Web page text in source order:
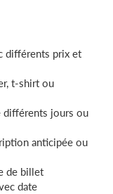
différents prix et
t-shirt ou
différents jours ou
anticipée ou
de billet
date